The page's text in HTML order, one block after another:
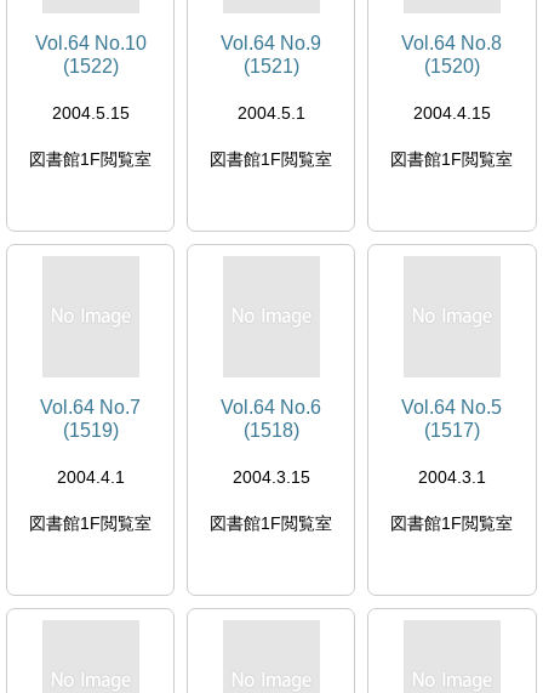
Vol.64 No.10
(1522)
2004.5.15
図書館1F閲覧室
Vol.64 No.9
(1521)
2004.5.1
図書館1F閲覧室
Vol.64 No.8
(1520)
2004.4.15
図書館1F閲覧室
Vol.64 No.7
(1519)
2004.4.1
図書館1F閲覧室
Vol.64 No.6
(1518)
2004.3.15
図書館1F閲覧室
Vol.64 No.5
(1517)
2004.3.1
図書館1F閲覧室